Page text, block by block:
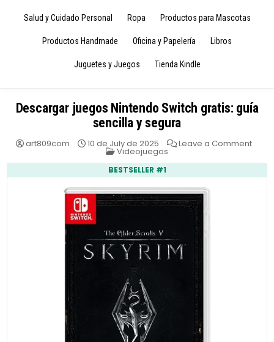
Salud y Cuidado Personal Ropa Productos para Mascotas
Productos Handmade Oficina y Papelería Libros
Juguetes y Juegos Tienda Kindle
Descargar juegos Nintendo Switch gratis: guía
sencilla y segura
art809com 10 de July de 2025 Leave a Commenton
Posted
Videojuegos
BESTSELLER #1